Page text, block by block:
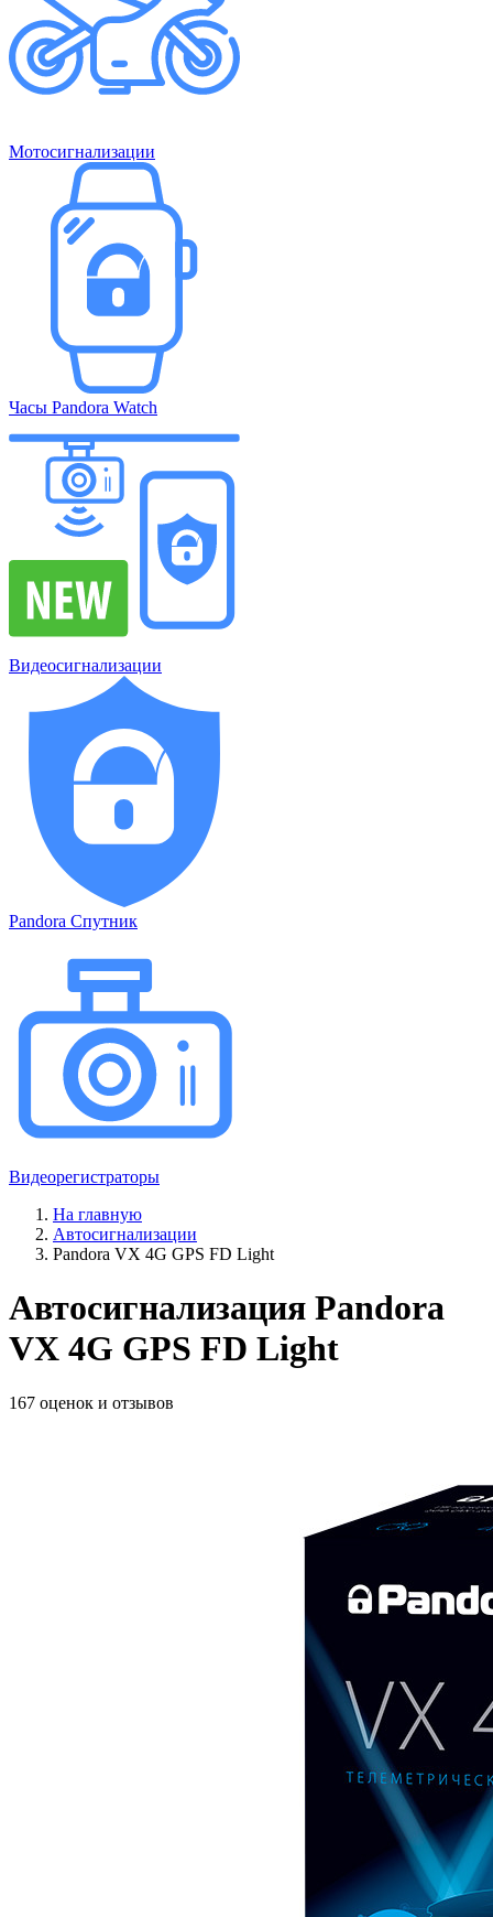
Мотосигнализации
Часы Pandora Watch
Видеосигнализации
Pandora Спутник
Видеорегистраторы
На главную
Автосигнализации
Pandora VX 4G GPS FD Light
Автосигнализация Pandora
VX 4G GPS FD Light
167 оценок и отзывов